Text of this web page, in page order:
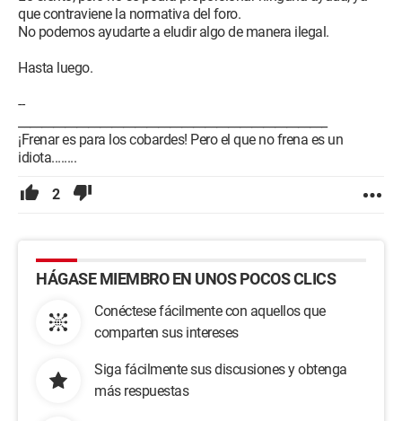
que contraviene la normativa del foro.
No podemos ayudarte a eludir algo de manera ilegal.
Hasta luego.
--
¡Frenar es para los cobardes! Pero el que no frena es un
idiota........
2
HÁGASE MIEMBRO EN UNOS POCOS CLICS
Conéctese fácilmente con aquellos que
comparten sus intereses
Siga fácilmente sus discusiones y obtenga
más respuestas